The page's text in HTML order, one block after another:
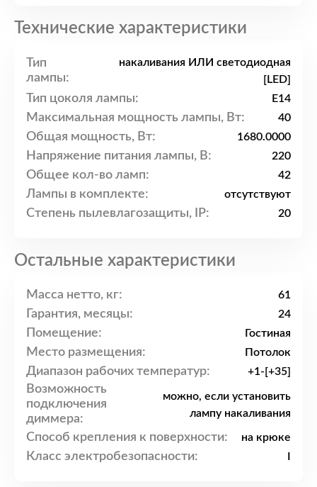
Технические характеристики
Тип
лампы:
накаливания ИЛИ светодиодная
[LED]
Тип цоколя лампы: E14
Максимальная мощность лампы, Вт: 40
Общая мощность, Вт: 1680.0000
Напряжение питания лампы, В: 220
Общее кол-во ламп: 42
Лампы в комплекте: отсутствуют
Степень пылевлагозащиты, IP: 20
Остальные характеристики
Масса нетто, кг: 61
Гарантия, месяцы: 24
Помещение: Гостиная
Место размещения: Потолок
Диапазон рабочих температур: +1-[+35]
Возможность
подключения
диммера:
можно, если установить
лампу накаливания
Способ крепления к поверхности: на крюке
Класс электробезопасности: